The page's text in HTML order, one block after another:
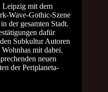
Leipzig mit dem
Wave-Gothic-Szene
der gesamten Stadt.
dafür
Subkultur Autoren
mit dabei.
neuen
der Periplaneta-